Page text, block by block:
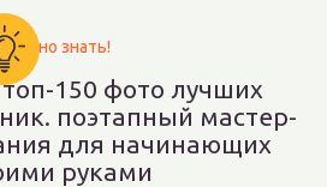
Важно знать!
150 фото лучших
поэтапный мастер-
для начинающих
руками